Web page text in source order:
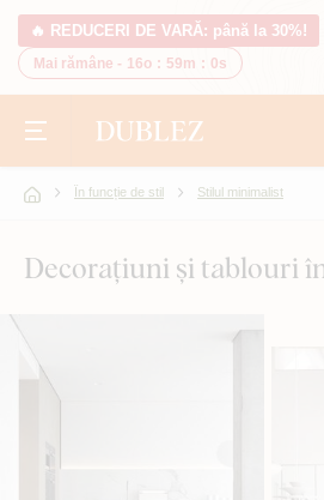
🔥 REDUCERI DE VARĂ: până la 30%!
Mai rămâne - 16o : 58m : 59s
În funcție de stil Stilul minimalist
Decorațiuni și tablouri